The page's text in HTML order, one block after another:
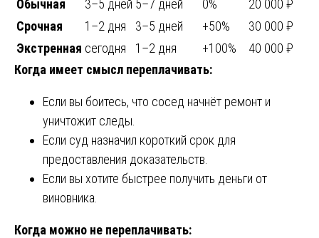
Обычная
3–5 дней 5–7 дней 0%
20 000 ₽
Срочная
1–2 дня 3–5 дней +50%
30 000 ₽
Экстренная сегодня 1–2 дня +100%
40 000 ₽
Когда имеет смысл переплачивать:
Если вы боитесь, что сосед начнёт ремонт и
уничтожит следы.
Если суд назначил короткий срок для
предоставления доказательств.
Если вы хотите быстрее получить деньги от
виновника.
Когда можно не переплачивать: